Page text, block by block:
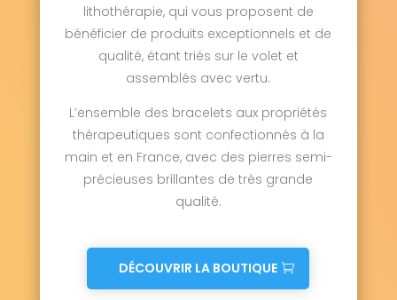
lithothérapie, qui vous proposent de
bénéficier de produits exceptionnels et de
qualité, étant triés sur le volet et
assemblés avec vertu.
L’ensemble des bracelets aux propriétés
thérapeutiques sont confectionnés à la
main et en France, avec des pierres semi-
précieuses brillantes de très grande
qualité.
DÉCOUVRIR LA BOUTIQUE